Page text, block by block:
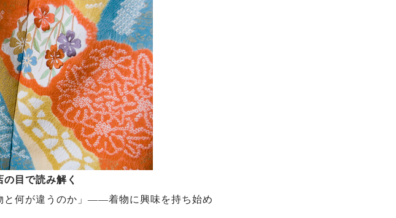
目で読み解く
と何が違うのか」——着物に興味を持ち始め